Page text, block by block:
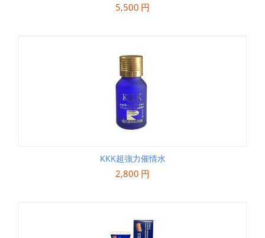
5,500 円
KKK超強力催情水
2,800 円